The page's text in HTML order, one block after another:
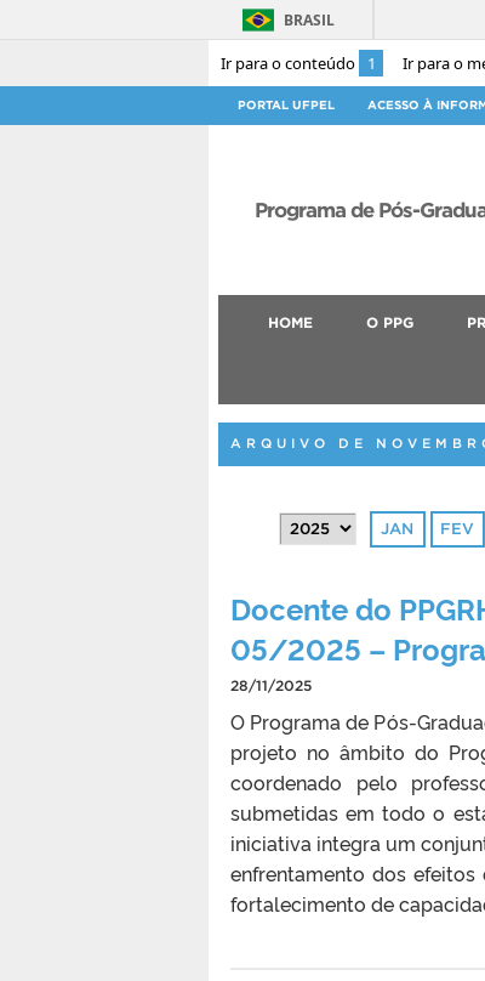
Ir para o conteúdo 1 Ir para o
BRASIL
PORTAL UFPEL ACESSO À
Programa de Pós-
HOME O PPG
ARQUIVO DE
JAN FEV
Docente do
05/2025 –
28/11/2025
O Programa de Pós-
projeto no âmbito do
coordenado pelo
submetidas em todo o
iniciativa integra um
enfrentamento dos
fortalecimento de